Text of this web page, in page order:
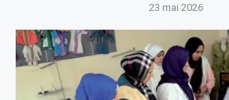
23 mai 2026